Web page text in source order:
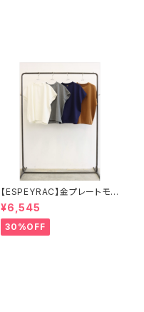
【ESPEYRAC】金プレートモッ
クネックT
¥6,545
30%OFF